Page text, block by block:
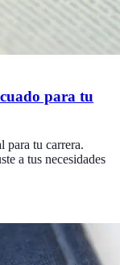
para tu
para tu carrera.
a tus necesidades